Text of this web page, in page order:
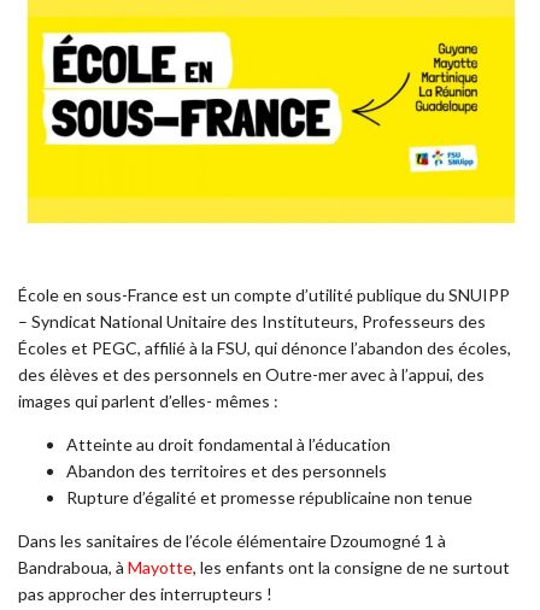
École en sous-France est un compte d’utilité publique du SNUIPP
– Syndicat National Unitaire des Instituteurs, Professeurs des
Écoles et PEGC, affilié à la FSU, qui dénonce l’abandon des écoles,
des élèves et des personnels en Outre-mer avec à l’appui, des
images qui parlent d’elles- mêmes :
Atteinte au droit fondamental à l’éducation
Abandon des territoires et des personnels
Rupture d’égalité et promesse républicaine non tenue
Dans les sanitaires de l’école élémentaire Dzoumogné 1 à
Bandraboua, à Mayotte, les enfants ont la consigne de ne surtout
pas approcher des interrupteurs !